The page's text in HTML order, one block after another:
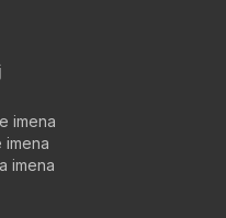
imena
imena
imena